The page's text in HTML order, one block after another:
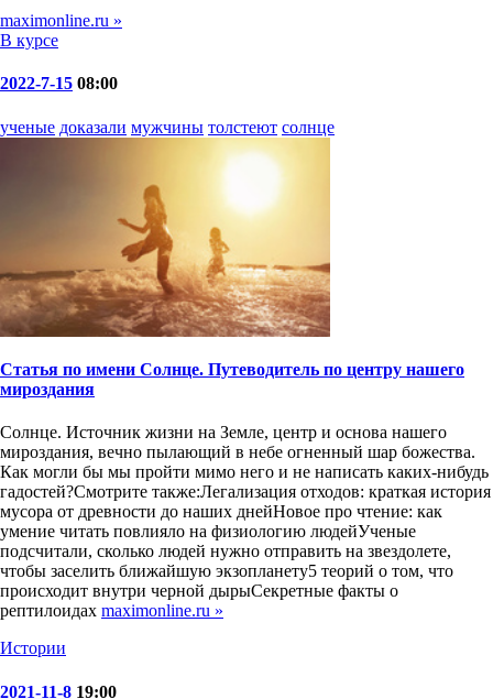
maximonline.ru »
В курсе
2022-7-15 08:00
ученые доказали мужчины толстеют солнце
Статья по имени Солнце. Путеводитель по центру нашего
мироздания
Солнце. Источник жизни на Земле, центр и основа нашего
мироздания, вечно пылающий в небе огненный шар божества.
Как могли бы мы пройти мимо него и не написать каких-нибудь
гадостей?Смотрите также:Легализация отходов: краткая история
мусора от древности до наших днейНовое про чтение: как
умение читать повлияло на физиологию людейУченые
подсчитали, сколько людей нужно отправить на звездолете,
чтобы заселить ближайшую экзопланету5 теорий о том, что
происходит внутри черной дырыСекретные факты о
рептилоидах maximonline.ru »
Истории
2021-11-8 19:00